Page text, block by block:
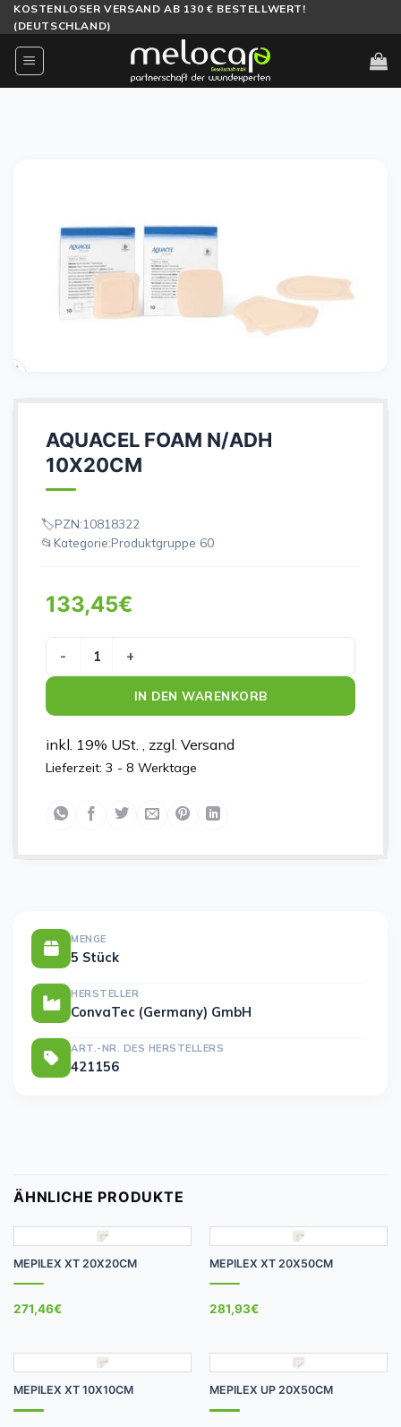
Zum
Inhalt
springen
KOSTENLOSER VERSAND AB 130 € BESTELLWERT!
(DEUTSCHLAND)
AQUACEL FOAM N/ADH
10X20CM
PZN:10818322
Kategorie:Produktgruppe 60
133,45€
AQUACEL FOAM N/ADH 10X20CM Menge
IN DEN WARENKORB
inkl. 19% USt. , zzgl. Versand
Lieferzeit: 3 - 8 Werktage
MENGE
5 Stück
HERSTELLER
ConvaTec (Germany) GmbH
ART.-NR. DES HERSTELLERS
421156
ÄHNLICHE PRODUKTE
MEPILEX XT 20X20CM
271,46€
MEPILEX XT 20X50CM
281,93€
MEPILEX XT 10X10CM MEPILEX UP 20X50CM